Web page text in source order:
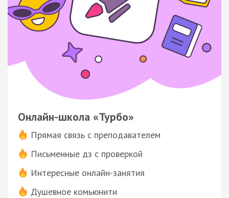
Онлайн-школа «Турбо»
Прямая связь с преподавателем
Письменные дз с проверкой
Интересные онлайн-занятия
Душевное комьюнити